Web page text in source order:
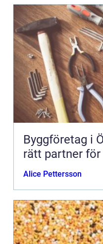
Byggföretag i
rätt partner
Alice Pettersson